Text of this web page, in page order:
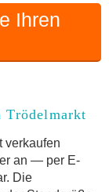
Ihren
Trödelmarkt
verkaufen
an — per E-
Die